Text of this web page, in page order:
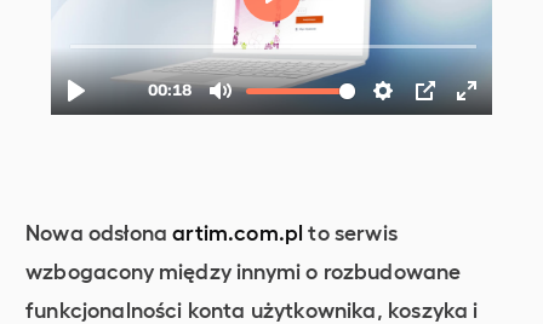
Nowa odsłona artim.com.pl to serwis
wzbogacony między innymi o rozbudowane
funkcjonalności konta użytkownika, koszyka i